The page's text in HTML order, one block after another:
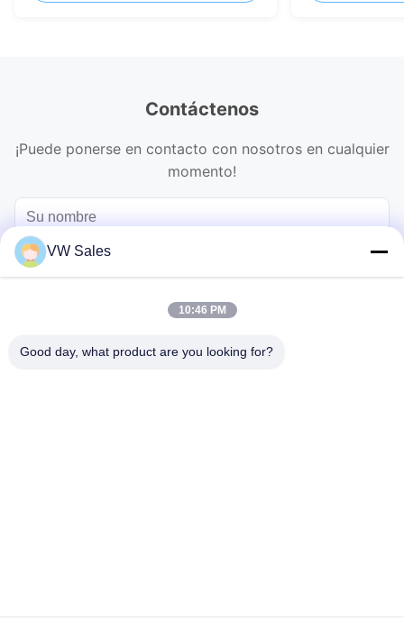
Contáctenos
¡Puede ponerse en contacto con nosotros en cualquier
momento!
VW Sales
10:46 PM
Good day, what product are you looking for?